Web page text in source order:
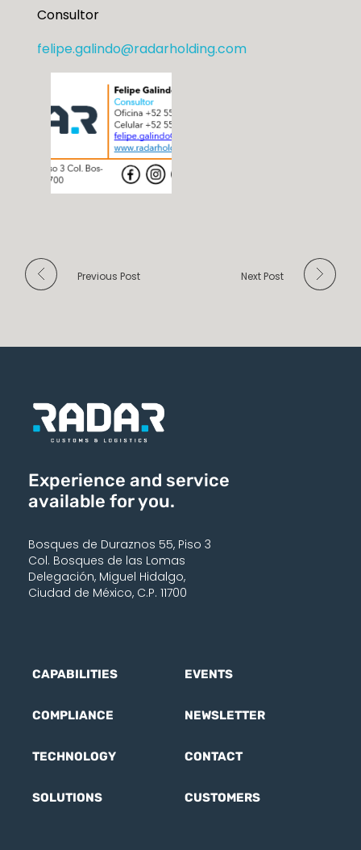
Consultor
felipe.galindo@radarholding.com
Previous Post Next Post
Experience and service
available for you.
Bosques de Duraznos 55, Piso 3
Col. Bosques de las Lomas
Delegación, Miguel Hidalgo,
Ciudad de México, C.P. 11700
CAPABILITIES
COMPLIANCE
TECHNOLOGY
SOLUTIONS
EVENTS
NEWSLETTER
CONTACT
CUSTOMERS